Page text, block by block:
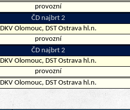
provozní
ČD najbrt 2
DKV Olomouc, DST Ostrava hl.n.
provozní
ČD najbrt 2
DKV Olomouc, DST Ostrava hl.n.
provozní
DKV Olomouc, DST Ostrava hl.n.